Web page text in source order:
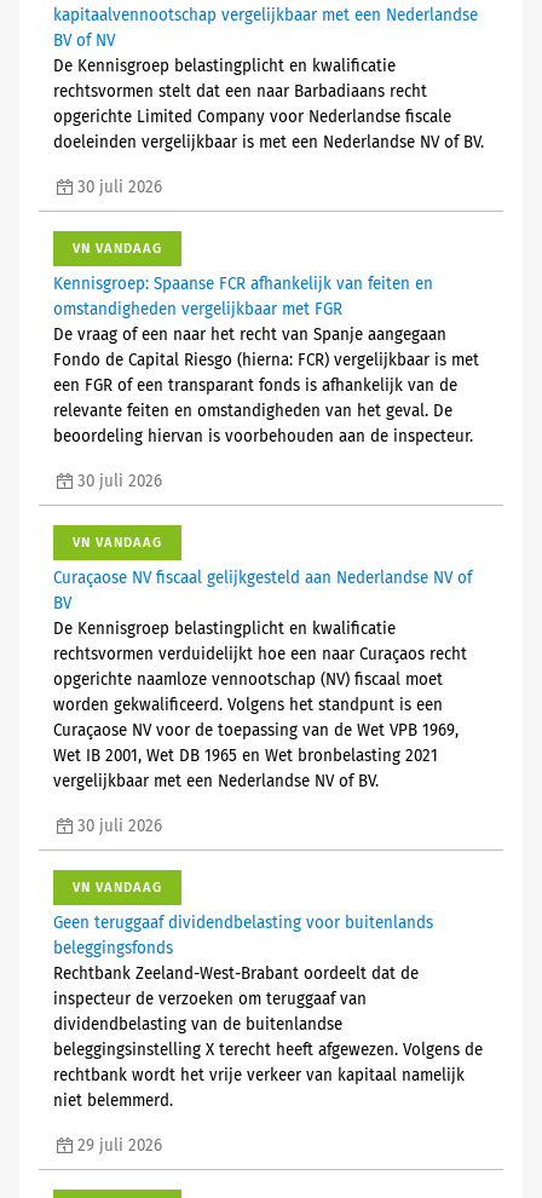
kapitaalvennootschap vergelijkbaar met een Nederlandse
BV of NV
De Kennisgroep belastingplicht en kwalificatie
rechtsvormen stelt dat een naar Barbadiaans recht
opgerichte Limited Company voor Nederlandse fiscale
doeleinden vergelijkbaar is met een Nederlandse NV of BV.
30 juli 2026
VN VANDAAG
Kennisgroep: Spaanse FCR afhankelijk van feiten en
omstandigheden vergelijkbaar met FGR
De vraag of een naar het recht van Spanje aangegaan
Fondo de Capital Riesgo (hierna: FCR) vergelijkbaar is met
een FGR of een transparant fonds is afhankelijk van de
relevante feiten en omstandigheden van het geval. De
beoordeling hiervan is voorbehouden aan de inspecteur.
30 juli 2026
VN VANDAAG
Curaçaose NV fiscaal gelijkgesteld aan Nederlandse NV of
BV
De Kennisgroep belastingplicht en kwalificatie
rechtsvormen verduidelijkt hoe een naar Curaçaos recht
opgerichte naamloze vennootschap (NV) fiscaal moet
worden gekwalificeerd. Volgens het standpunt is een
Curaçaose NV voor de toepassing van de Wet VPB 1969,
Wet IB 2001, Wet DB 1965 en Wet bronbelasting 2021
vergelijkbaar met een Nederlandse NV of BV.
30 juli 2026
VN VANDAAG
Geen teruggaaf dividendbelasting voor buitenlands
beleggingsfonds
Rechtbank Zeeland-West-Brabant oordeelt dat de
inspecteur de verzoeken om teruggaaf van
dividendbelasting van de buitenlandse
beleggingsinstelling X terecht heeft afgewezen. Volgens de
rechtbank wordt het vrije verkeer van kapitaal namelijk
niet belemmerd.
29 juli 2026